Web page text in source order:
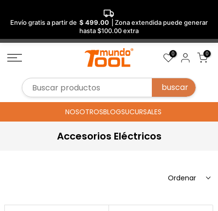
Envío gratis a partir de $ 499.00
| Zona extendida puede generar
hasta $100.00 extra
Saltar
al
0 0
NOSOTROSBLOGSUCURSALES
Accesorios Eléctricos
Ordenar